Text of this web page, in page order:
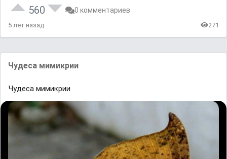
560 0 комментариев
5 лет назад 271
Чудесa мимикрии
Чудесa мимикрии